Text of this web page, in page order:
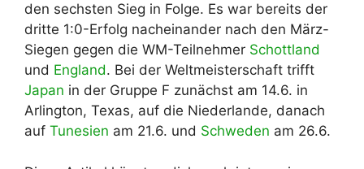
den sechsten Sieg in Folge. Es war bereits der
dritte 1:0-Erfolg nacheinander nach den März-
Siegen gegen die WM-Teilnehmer Schottland
und England. Bei der Weltmeisterschaft trifft
Japan in der Gruppe F zunächst am 14.6. in
Arlington, Texas, auf die Niederlande, danach
auf Tunesien am 21.6. und Schweden am 26.6.